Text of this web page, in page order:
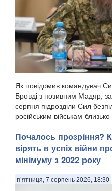
Як повідомив командувач
Бровді з позивним Мадяр,
серпня підрозділи Сил
російським військам
Почалось прозріння?
вірять в успіх війни
мінімуму з 2022 року
п’ятниця, 7 серпень 2026, 18:30